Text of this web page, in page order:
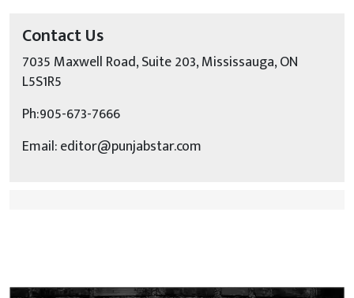
Contact Us
7035 Maxwell Road, Suite 203, Mississauga, ON
L5S1R5
Ph:905-673-7666
Email: editor@punjabstar.com